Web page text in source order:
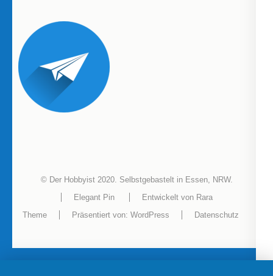
© Der Hobbyist 2020. Selbstgebastelt in Essen, NRW.
Elegant Pin
Entwickelt von Rara
Theme
Präsentiert von: WordPress Datenschutz